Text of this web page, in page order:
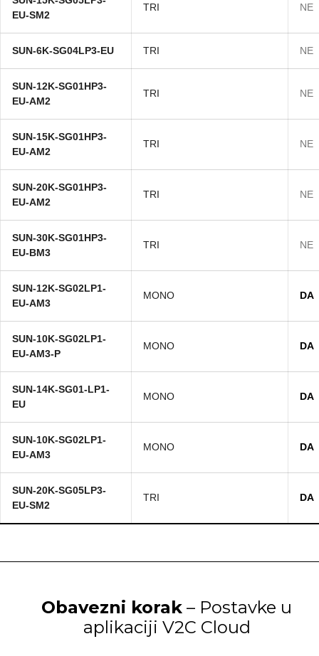
EU-SM2
TRI NE
SUN-6K-SG04LP3-EU TRI NE
SUN-12K-SG01HP3-
EU-AM2
TRI NE
SUN-15K-SG01HP3-
EU-AM2
TRI NE
SUN-20K-SG01HP3-
EU-AM2
TRI NE
SUN-30K-SG01HP3-
EU-BM3
TRI NE
SUN-12K-SG02LP1-
EU-AM3
MONO DA
SUN-10K-SG02LP1-
EU-AM3-P
MONO DA
SUN-14K-SG01-LP1-
EU
MONO DA
SUN-10K-SG02LP1-
EU-AM3
MONO DA
SUN-20K-SG05LP3-
EU-SM2
TRI DA
Obavezni korak – Postavke u
aplikaciji V2C Cloud